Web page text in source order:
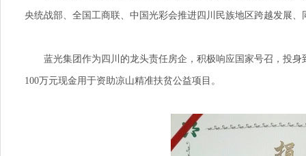
央统战部、全国工商联、中国光彩会推进四川民族地区跨越发展、
蓝光集团作为四川的龙头责任房企，积极响应国家号召，投身
100万元现金用于资助凉山精准扶贫公益项目。